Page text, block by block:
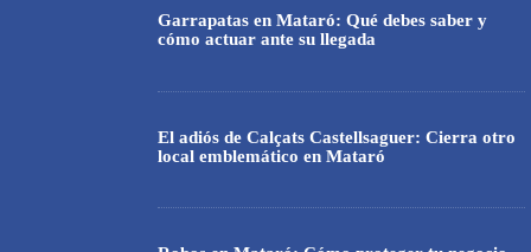
Garrapatas en Mataró: Qué debes saber y
cómo actuar ante su llegada
El adiós de Calçats Castellsaguer: Cierra otro
local emblemático en Mataró